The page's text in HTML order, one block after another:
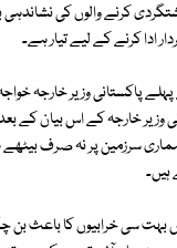
کرنے والوں کی
ادا کرنے کے لیے تیار ہے۔
پاکستانی وزیر خارجہ
وزیر خارجہ کے اس بیان کے
سرزمین پر نہ صرف
سی خرابیوں کا باعث بن